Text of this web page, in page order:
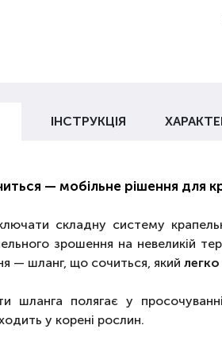
ІНСТРУКЦІЯ
— мобільне рішення для
складну систему
зрошення на невеликій
— шланг, що сочиться, який
шланга полягає у
у корені рослин.